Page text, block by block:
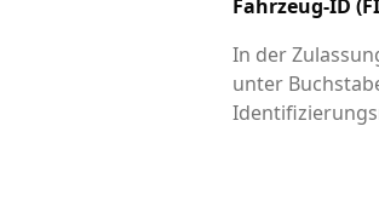
Fahrzeug-ID
In der
unter